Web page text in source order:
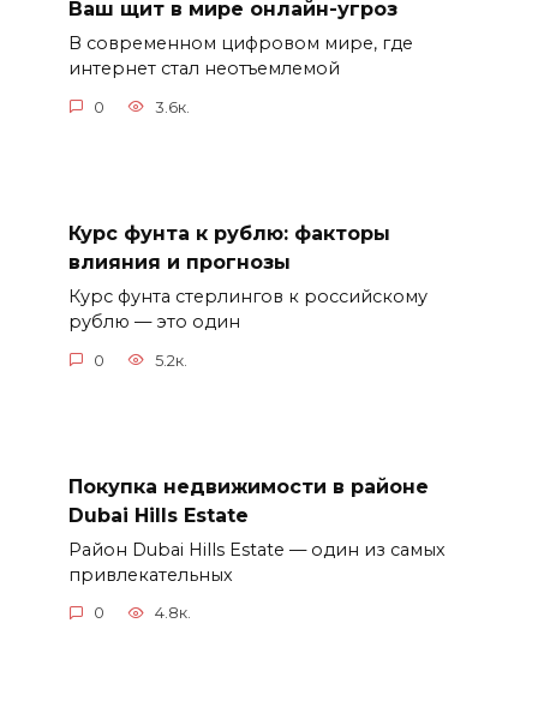
Ваш щит в мире онлайн-угроз
В современном цифровом мире, где
интернет стал неотъемлемой
0 3.6к.
Курс фунта к рублю: факторы
влияния и прогнозы
Курс фунта стерлингов к российскому
рублю — это один
0 5.2к.
Покупка недвижимости в районе
Dubai Hills Estate
Район Dubai Hills Estate — один из самых
привлекательных
0 4.8к.